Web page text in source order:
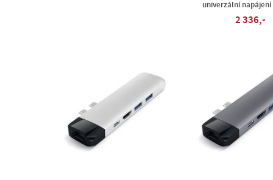
univerzální napájení
2 336,-